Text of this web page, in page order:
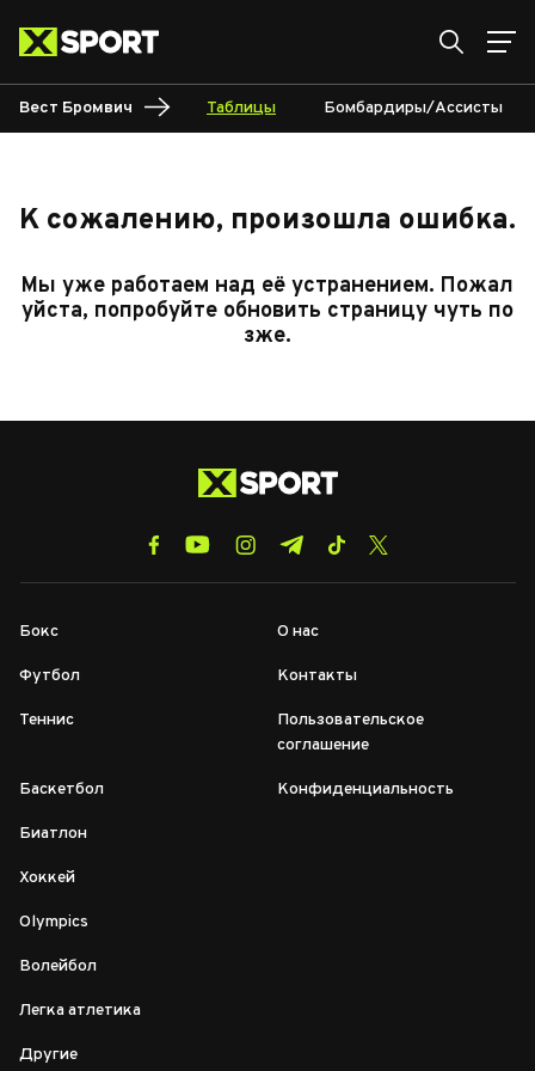
Вест Бромвич Таблицы Бомбардиры/Ассисты
К сожалению, произошла ошибка.
Мы уже работаем над её устранением. Пожал
уйста, попробуйте обновить страницу чуть по
зже.
Бокс
Футбол
Теннис
Баскетбол
Биатлон
Хоккей
Olympics
Волейбол
Легка атлетика
Другие
О нас
Контакты
Пользовательское
соглашение
Конфиденциальность